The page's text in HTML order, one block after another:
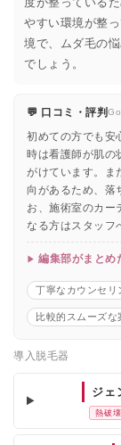
やすい環境が整
境で、ムダ毛の
でしょう。
💬 口コミ・評判
初めての方でも安
時は看護師が肌の
がけています。ま
向があるため、落
お、施術室のカー
なる方はスタッフ
編集部がまとめ
丁寧なカウンセリ
比較的スムーズな
導入脱毛器
ジェ
熱破